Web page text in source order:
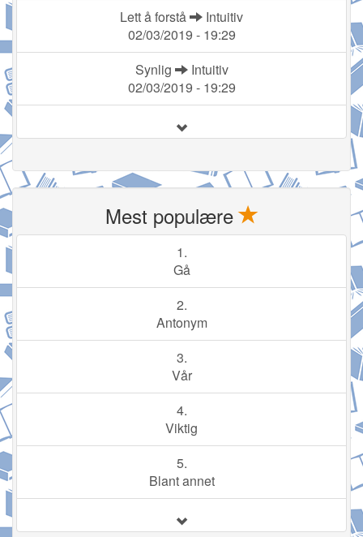
Lett å forstå
Intuitiv
02/03/2019 - 19:29
Synlig
Intuitiv
02/03/2019 - 19:29
Mest populære
1.
Gå
2.
Antonym
3.
Vår
4.
Viktig
5.
Blant annet